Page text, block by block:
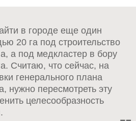
в городе еще один
20 га под строительство
а под медкластер в бору
Считаю, что сейчас, на
генерального плана
нужно пересмотреть эту
целесообразность